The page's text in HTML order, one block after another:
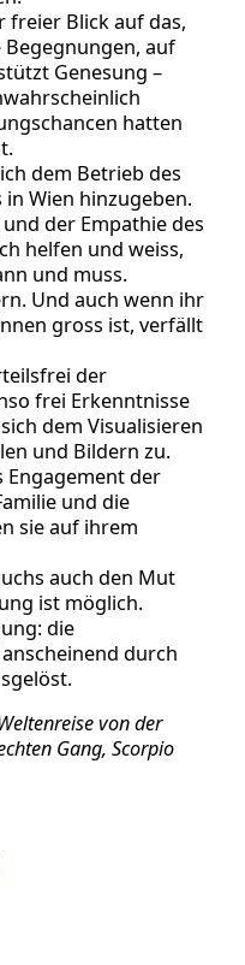
freier Blick auf das,
auf
Genesung –
hatten
dem Betrieb des
Wien hinzugeben.
der Empathie des
helfen und weiss,
und muss.
Und auch wenn ihr
gross ist, verfällt
der
frei Erkenntnisse
dem Visualisieren
und Bildern zu.
Engagement der
und die
sie auf ihrem
auch den Mut
ist möglich.
die
durch
von der
Gang, Scorpio